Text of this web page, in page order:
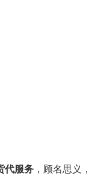
代服务 ，顾名思义